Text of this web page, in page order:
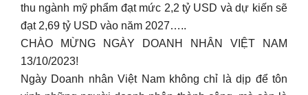
thu ngành mỹ phẩm đạt mức 2,2 tỷ USD và dự kiến sẽ
đạt 2,69 tỷ USD vào năm 2027…..
CHÀO MỪNG NGÀY DOANH NHÂN VIỆT NAM
13/10/2023!
Ngày Doanh nhân Việt Nam không chỉ là dịp để tôn